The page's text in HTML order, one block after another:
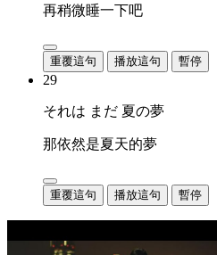
再稍微睡一下吧
重覆這句 播放這句 暫停
29
それは まだ 夏の夢
那依然是夏天的夢
重覆這句 播放這句 暫停